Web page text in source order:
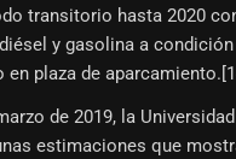
transitorio hasta 2020
y gasolina a
plaza de
de 2019, la
estimaciones que